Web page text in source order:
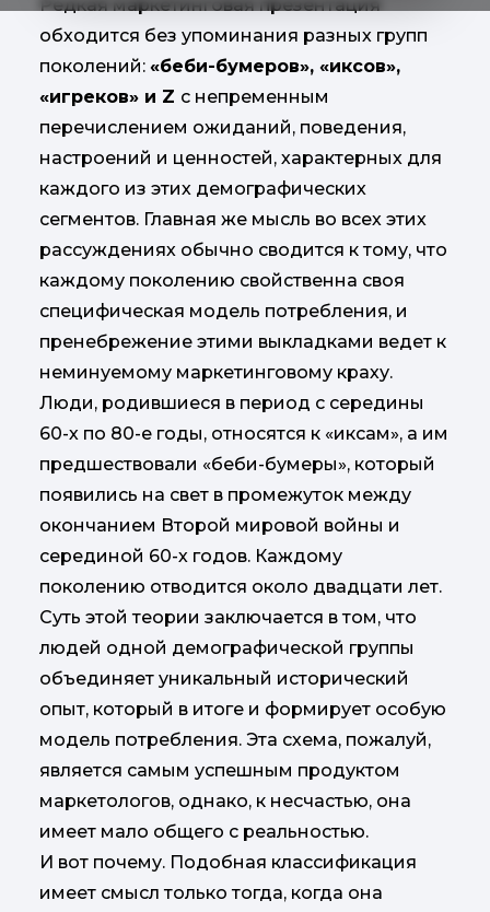
Редкая маркетинговая презентация
обходится без упоминания разных групп
поколений: «беби-бумеров», «иксов»,
«игреков» и Z с непременным
перечислением ожиданий, поведения,
настроений и ценностей, характерных для
каждого из этих демографических
сегментов. Главная же мысль во всех этих
рассуждениях обычно сводится к тому, что
каждому поколению свойственна своя
специфическая модель потребления, и
пренебрежение этими выкладками ведет к
неминуемому маркетинговому краху.
Люди, родившиеся в период с середины
60-х по 80-е годы, относятся к «иксам», а им
предшествовали «беби-бумеры», который
появились на свет в промежуток между
окончанием Второй мировой войны и
серединой 60-х годов. Каждому
поколению отводится около двадцати лет.
Суть этой теории заключается в том, что
людей одной демографической группы
объединяет уникальный исторический
опыт, который в итоге и формирует особую
модель потребления. Эта схема, пожалуй,
является самым успешным продуктом
маркетологов, однако, к несчастью, она
имеет мало общего с реальностью.
И вот почему. Подобная классификация
имеет смысл только тогда, когда она